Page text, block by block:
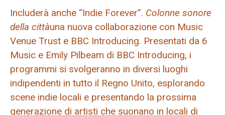
Includerà anche “Indie Forever”. Colonne sonore
della cittàuna nuova collaborazione con Music
Venue Trust e BBC Introducing. Presentati da 6
Music e Emily Pilbeam di BBC Introducing, i
programmi si svolgeranno in diversi luoghi
indipendenti in tutto il Regno Unito, esplorando
scene indie locali e presentando la prossima
generazione di artisti che suonano in locali di